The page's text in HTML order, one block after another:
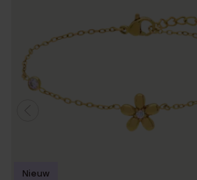
Nieuw